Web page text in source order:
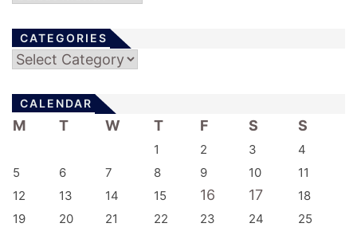
CATEGORIES
Categories
CALENDAR
M T W T F S S
1 2 3
4
5
6 7 8 9 10
11
12
13 14 15 16 17
18
19
20 21 22 23 24
25